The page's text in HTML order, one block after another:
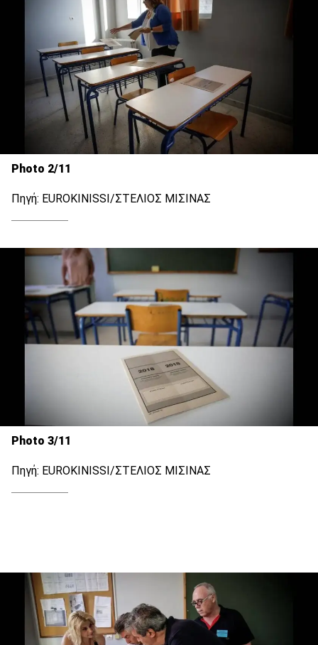
Photo 2/11
Πηγή: EUROKINISSI/ΣΤΕΛΙΟΣ ΜΙΣΙΝΑΣ
Photo 3/11
Πηγή: EUROKINISSI/ΣΤΕΛΙΟΣ ΜΙΣΙΝΑΣ